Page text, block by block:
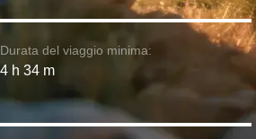
Durata del viaggio minima:
4 h 34 m